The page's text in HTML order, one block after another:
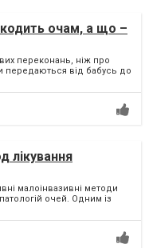
очам, а що –
переконань, ніж про
передаються від бабусь до
лікування
малоінвазивні методи
очей. Одним із